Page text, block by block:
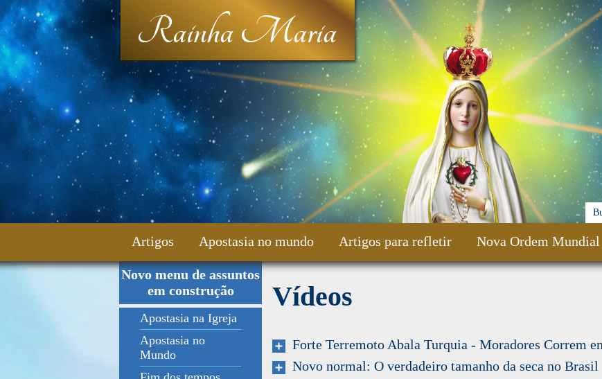
Rainha Maria
Artigos Apostasia no mundo Artigos para refletir Nova Ordem Mundial
Fale Conosco
Novo menu de assuntos
em construção
Apostasia na Igreja
Apostasia no
Mundo
Vídeos
Forte Terremoto Abala Turquia - Moradores Correm
Novo normal: O verdadeiro tamanho da seca no Brasil